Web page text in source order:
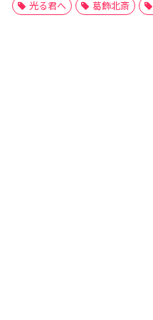
光る君へ 葛飾北斎